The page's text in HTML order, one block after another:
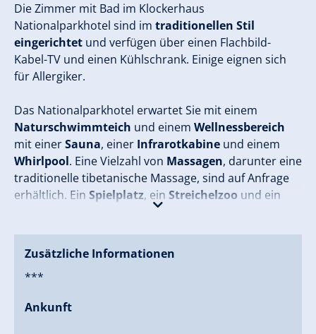
Die Zimmer mit Bad im Klockerhaus
Nationalparkhotel sind im traditionellen Stil
eingerichtet und verfügen über einen Flachbild-
Kabel-TV und einen Kühlschrank. Einige eignen sich
für Allergiker.
Das Nationalparkhotel erwartet Sie mit einem
Naturschwimmteich und einem Wellnessbereich
mit einerSauna, einer Infrarotkabine und einem
Whirlpool. Eine Vielzahl von Massagen, darunter eine
traditionelle tibetanische Massage, sind auf Anfrage
erhältlich. Ein Spielplatz, ein Streichelzoo und ein
mit PlayStation.
Zusätzliche Informationen
***
Ankunft